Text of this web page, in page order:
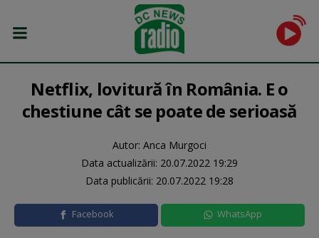
Netflix, lovitură în România. E o
chestiune cât se poate de serioasă
Autor: Anca Murgoci
Data actualizării: 20.07.2022 19:29
Data publicării: 20.07.2022 19:28
Facebook WhatsApp